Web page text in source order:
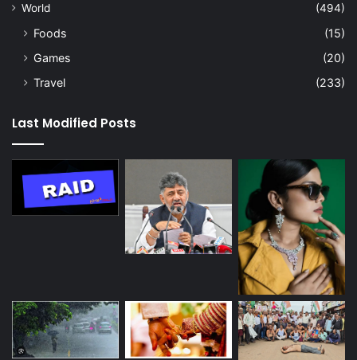
World
(494)
Foods
(15)
Games
(20)
Travel
(233)
Last Modified Posts